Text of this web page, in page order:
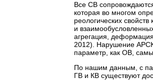
Все СВ
которая во многом
реологических
и
агрегация,
2012). Нарушение АРСК
параметр, как ОВ,
По нашим данным, с
ГВ и КВ существуют